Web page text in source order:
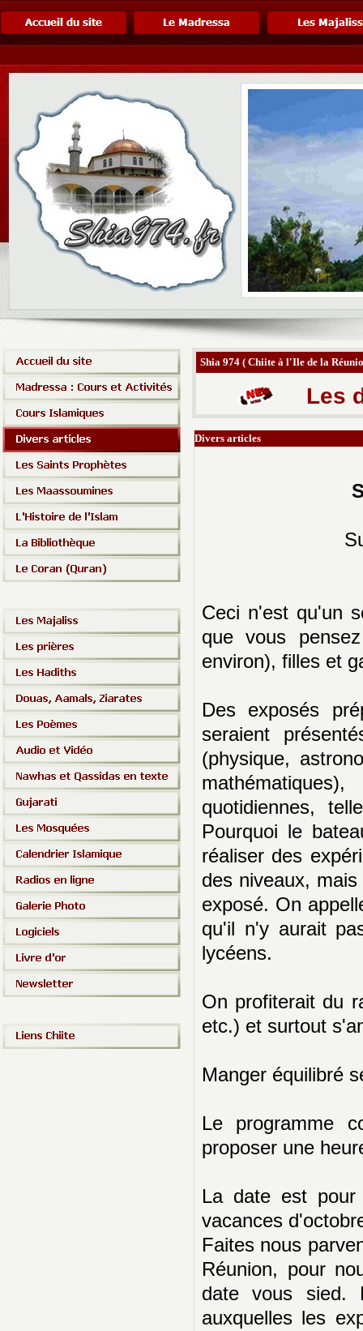
Shia 974 ( Chiite à l'Ile de la
Les
Divers articles
Ceci n'est qu'un
que vous
environ), filles et
Des exposés
seraient
(physique,
quotidiennes,
Pourquoi le
réaliser des
des niveaux,
exposé. On
qu'il n'y aurait
lycéens.
On profiterait du
etc.) et surtout
Manger équilibré
Le programme
proposer une
La date est pour
vacances
Faites nous
Réunion, pour
date vous sied.
auxquelles les